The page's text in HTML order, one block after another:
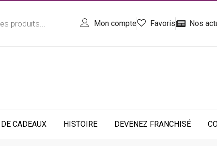
Mon compte Favoris Nos
CADEAUX HISTOIRE DEVENEZ FRANCHISÉ